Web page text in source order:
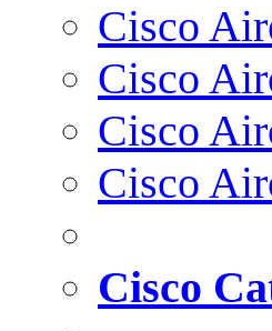
Cisco
Cisco
Cisco
Cisco
Cisco